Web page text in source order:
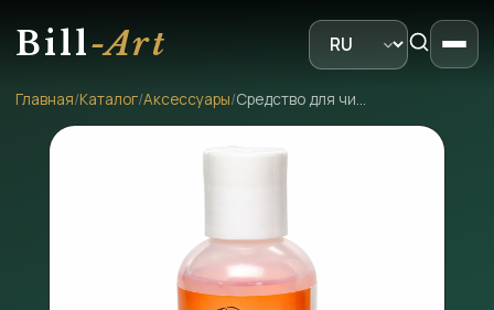
Bill-Art
Главная/Каталог/Аксессуары/ Средство для чистки кия Tiger Crystal Shaft Cleaner